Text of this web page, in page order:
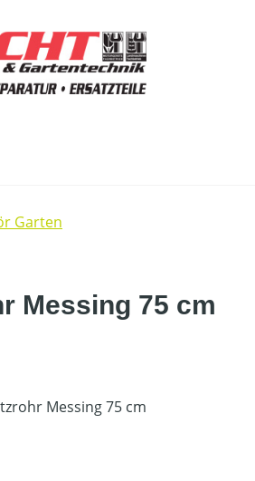
Garten
Messing 75 cm